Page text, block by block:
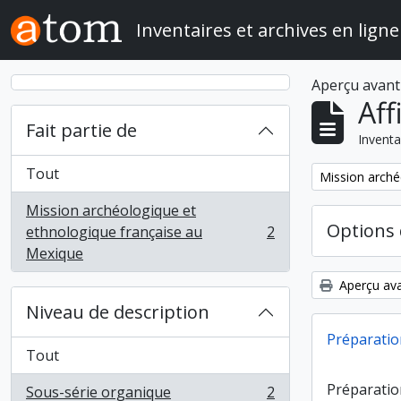
Skip to main content
Inventaires et archives en ligne
Fait partie de
Tout
Mission archéologique et
ethnologique française au
Mexique
, 2 résultats 2
Niveau de description
Tout
Sous-série organique
2
Aperçu
Remove filter:
Mission
Options
Aperçu